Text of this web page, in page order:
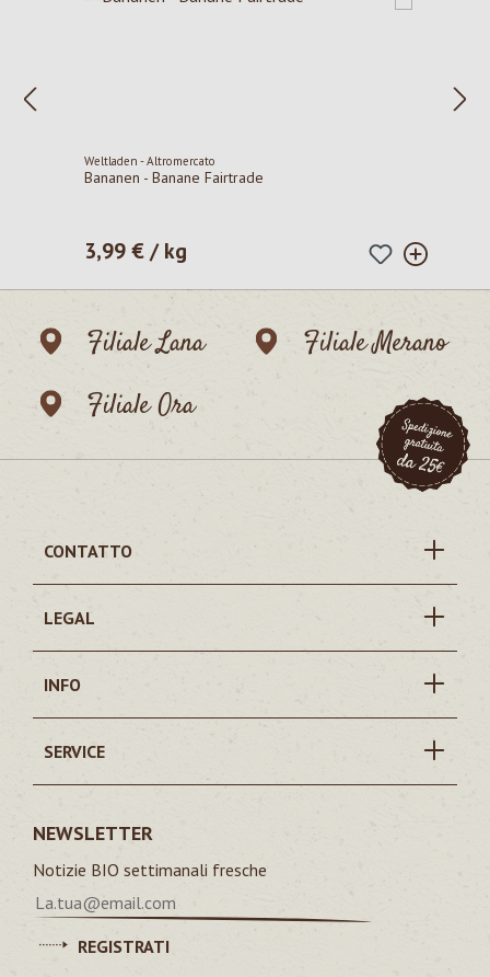
Weltladen - Altromercato
Bananen - Banane Fairtrade
Prezzo normale:
3,99 € / kg
Filiale Lana
Filiale Merano
Filiale Ora
CONTATTO
LEGAL
INFO
SERVICE
NEWSLETTER
Notizie BIO settimanali fresche
REGISTRATI